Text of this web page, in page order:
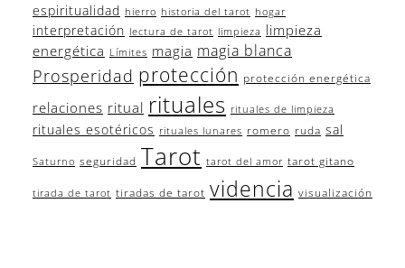
espiritualidad hierro historia del tarot hogar
interpretación lectura de tarot limpieza limpieza
energética Límites magia magia blanca
Prosperidad protección protección energética
relaciones ritual rituales rituales de limpieza
rituales esotéricos rituales lunares romero ruda sal
Saturno seguridad Tarot tarot del amor tarot gitano
tirada de tarot tiradas de tarot videncia visualización